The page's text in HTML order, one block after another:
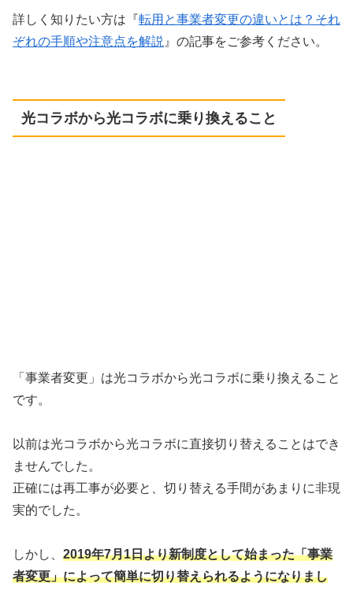
詳しく知りたい方は『転用と事業者変更の違いとは？それ
ぞれの手順や注意点を解説 』の記事をご参考ください。
光コラボから光コラボに乗り換えること
「事業者変更」は光コラボから光コラボに乗り換えること
です。
以前は光コラボから光コラボに直接切り替えることはでき
ませんでした。
正確には再工事が必要と、切り替える手間があまりに非現
実的でした。
しかし、 2019年7月1日より新制度として始まった「事業
者変更」によって簡単に切り替えられるようになりまし